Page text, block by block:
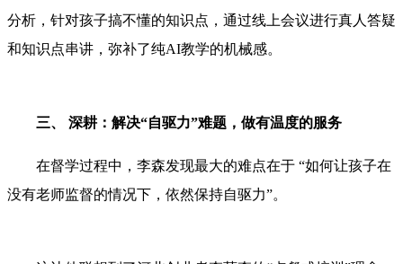
分析，针对孩子搞不懂的知识点，通过线上会议进行真人答疑
和知识点串讲，弥补了纯AI教学的机械感。
三、 深耕：解决“自驱力”难题，做有温度的服务
在督学过程中，李森发现最大的难点在于 “如何让孩子在
没有老师监督的情况下，依然保持自驱力”。